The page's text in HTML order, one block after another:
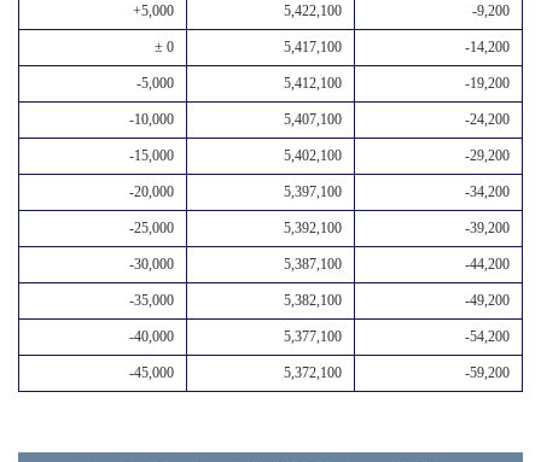
+5,000 5,422,100 -9,200
± 0 5,417,100 -14,200
-5,000 5,412,100 -19,200
-10,000 5,407,100 -24,200
-15,000 5,402,100 -29,200
-20,000 5,397,100 -34,200
-25,000 5,392,100 -39,200
-30,000 5,387,100 -44,200
-35,000 5,382,100 -49,200
-40,000 5,377,100 -54,200
-45,000 5,372,100 -59,200